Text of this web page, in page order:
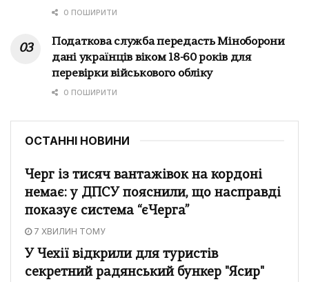
0 ПОШИРИТИ
Податкова служба передасть Міноборони
дані українців віком 18-60 років для
перевірки військового обліку
0 ПОШИРИТИ
ОСТАННІ НОВИНИ
Черг із тисяч вантажівок на кордоні
немає: у ДПСУ пояснили, що насправді
показує система “єЧерга”
7 ХВИЛИН ТОМУ
У Чехії відкрили для туристів
секретний радянський бункер "Ясир"